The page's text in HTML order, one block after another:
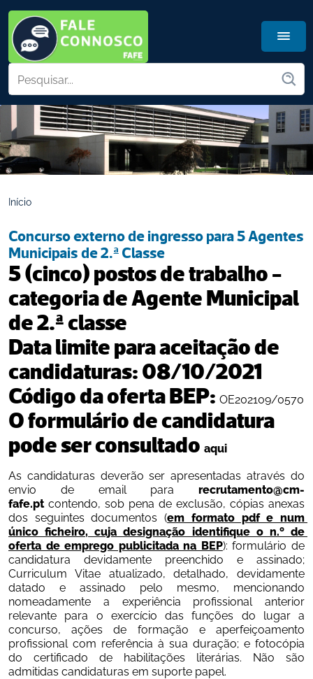
Início
Concurso externo de ingresso para 5 Agentes
Municipais de 2.ª Classe
5 (cinco) postos de trabalho -
categoria de Agente Municipal
de 2.ª classe
Data limite para aceitação de
candidaturas: 08/10/2021
Código da oferta BEP: OE202109/0570
O formulário de candidatura
pode ser consultado aqui
As candidaturas deverão ser apresentadas através do
envio de email para recrutamento@cm-
fafe.pt contendo, sob pena de exclusão, cópias anexas
dos seguintes documentos (em formato pdf e num
único ficheiro, cuja designação identifique o n.º de
oferta de emprego publicitada na BEP): formulário de
candidatura devidamente preenchido e assinado;
Curriculum Vitae atualizado, detalhado, devidamente
datado e assinado pelo mesmo, mencionando
nomeadamente a experiência profissional anterior
relevante para o exercício das funções do lugar a
concurso, ações de formação e aperfeiçoamento
profissional com referência à sua duração; e fotocópia
do certificado de habilitações literárias. Não são
admitidas candidaturas em suporte papel.